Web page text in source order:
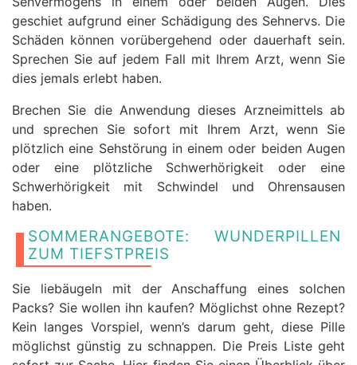
geschiet aufgrund einer Schädigung des Sehnervs. Die
Schäden können vorübergehend oder dauerhaft sein.
Sprechen Sie auf jedem Fall mit Ihrem Arzt, wenn Sie
dies jemals erlebt haben.
Brechen Sie die Anwendung dieses Arzneimittels ab
und sprechen Sie sofort mit Ihrem Arzt, wenn Sie
plötzlich eine Sehstörung in einem oder beiden Augen
oder eine plötzliche Schwerhörigkeit oder eine
Schwerhörigkeit mit Schwindel und Ohrensausen
haben.
SOMMERANGEBOTE: WUNDERPILLEN
ZUM TIEFSTPREIS
Sie liebäugeln mit der Anschaffung eines solchen
Packs? Sie wollen ihn kaufen? Möglichst ohne Rezept?
Kein langes Vorspiel, wenn’s darum geht, diese Pille
möglichst günstig zu schnappen. Die Preis Liste geht